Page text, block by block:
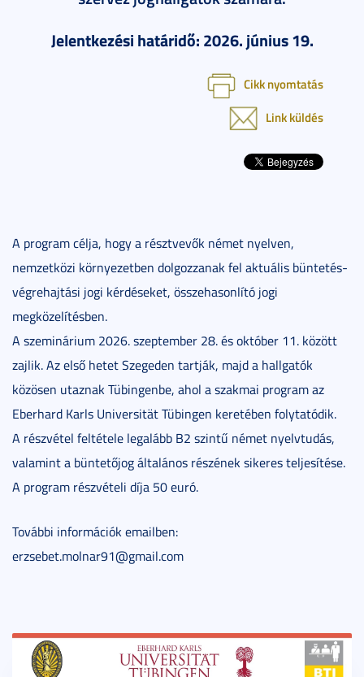
Jelentkezési határidő: 2026. június 19.
Cikk nyomtatás
Link küldés
A program célja, hogy a résztvevők német nyelven,
nemzetközi környezetben dolgozzanak fel aktuális büntetés-
végrehajtási jogi kérdéseket, összehasonlító jogi
megközelítésben.
A szeminárium 2026. szeptember 28. és október 11. között
zajlik. Az első hetet Szegeden tartják, majd a hallgatók
közösen utaznak Tübingenbe, ahol a szakmai program az
Eberhard Karls Universität Tübingen keretében folytatódik.
A részvétel feltétele legalább B2 szintű német nyelvtudás,
valamint a büntetőjog általános részének sikeres teljesítése.
A program részvételi díja 50 euró.
További információk emailben:
erzsebet.molnar91@gmail.com